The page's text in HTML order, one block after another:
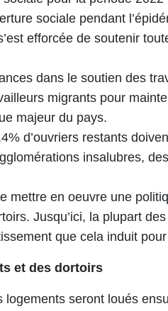
sociale pendant
efforcée de soutenir
dans le soutien des
migrants pour
majeur du pays.
d’ouvriers restants
insalubres,
mettre en oeuvre une
Jusqu’ici, la plupart
que cela induit
et des dortoirs
logements seront loués